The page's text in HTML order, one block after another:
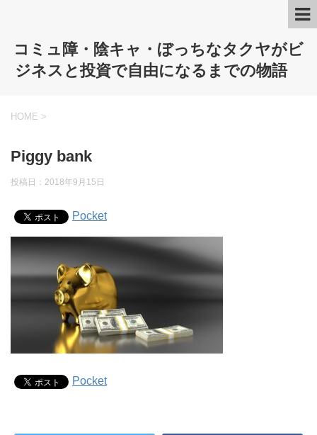
コミュ障・陰キャ・ぼっちなタクヤがビ
ジネスと投資で自由になるまでの物語
HOME >
Piggy bank
投稿日： 2018年9月15日
Pocket
Pocket